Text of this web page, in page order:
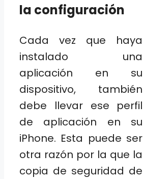
la configuración
Cada vez que haya
instalado una
aplicación en su
dispositivo, también
debe llevar ese perfil
de aplicación en su
iPhone. Esta puede ser
otra razón por la que la
copia de seguridad de